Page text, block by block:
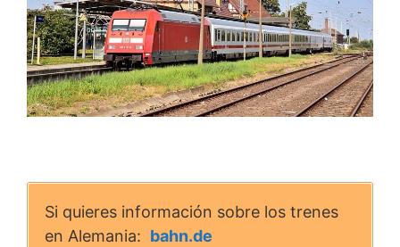
Si quieres información sobre los trenes
en Alemania: bahn.de